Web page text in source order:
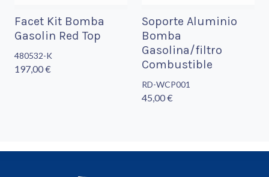
Facet Kit Bomba
Gasolin Red Top
480532-K
197,00 €
Soporte Aluminio
Bomba
Gasolina/filtro
Combustible
RD-WCP001
45,00 €